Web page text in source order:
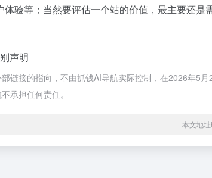
验等；当然要评估一个站的价值，最主要还是
声明
接的指向，不由抓钱AI导航实际控制，在2026年5
承担任何责任。
本文地